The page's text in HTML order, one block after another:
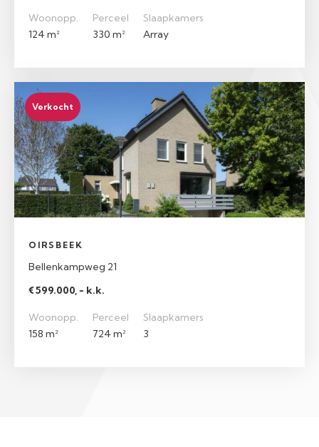
Woonopp.
124 m²
Perceel
330 m²
Slaapkamers
Array
Verkocht
OIRSBEEK
Bellenkampweg 21
€ 599.000, - k.k.
Woonopp.
158 m²
Perceel
724 m²
Slaapkamers
3